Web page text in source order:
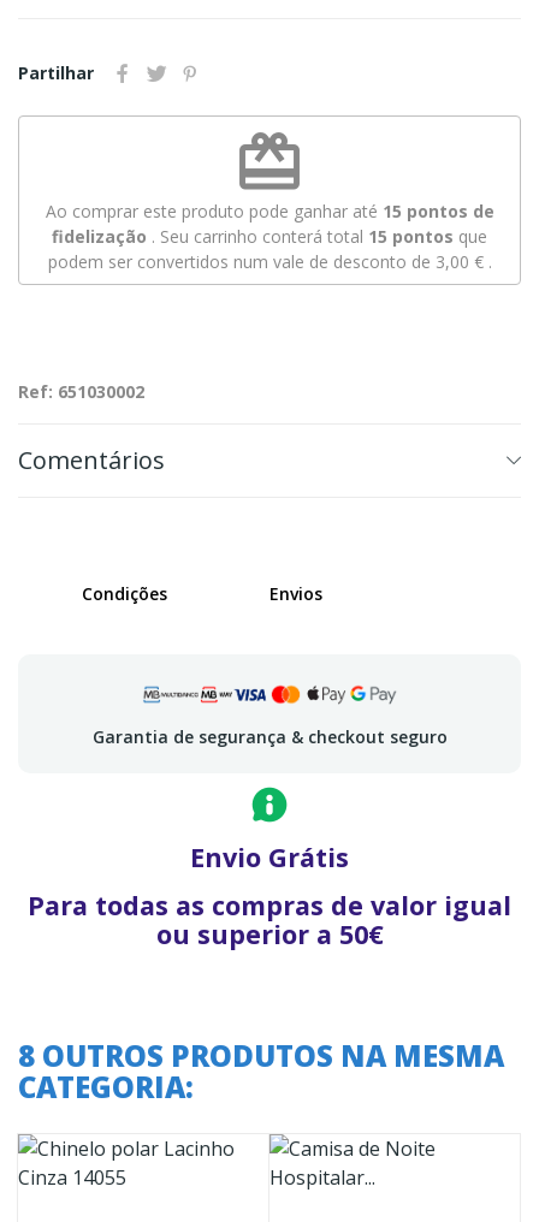
Partilhar
redeem
Ao comprar este produto pode ganhar até 15 pontos de
fidelização . Seu carrinho conterá total 15 pontos que
podem ser convertidos num vale de desconto de 3,00 €.
Ref: 651030002
Comentários
Condições Envios
Garantia de segurança & checkout seguro
Envio Grátis
Para todas as compras de valor igual
ou superior a 50€
8 OUTROS PRODUTOS NA MESMA
CATEGORIA: